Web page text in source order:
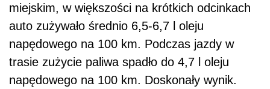
miejskim, w większości na krótkich odcinkach
auto zużywało średnio 6,5-6,7 l oleju
napędowego na 100 km. Podczas jazdy w
trasie zużycie paliwa spadło do 4,7 l oleju
napędowego na 100 km. Doskonały wynik.